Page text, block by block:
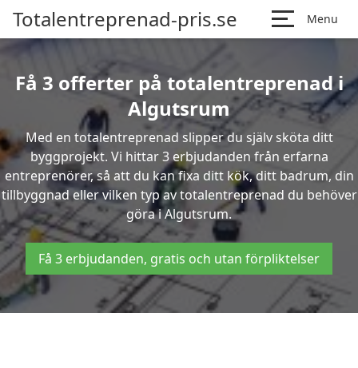
Totalentreprenad-pris.se Menu
Få 3 offerter på totalentreprenad i
Algutsrum
Med en totalentreprenad slipper du själv sköta ditt
byggprojekt. Vi hittar 3 erbjudanden från erfarna
entreprenörer, så att du kan fixa ditt kök, ditt badrum, din
tillbyggnad eller vilken typ av totalentreprenad du behöver
göra i Algutsrum.
Få 3 erbjudanden, gratis och utan förpliktelser